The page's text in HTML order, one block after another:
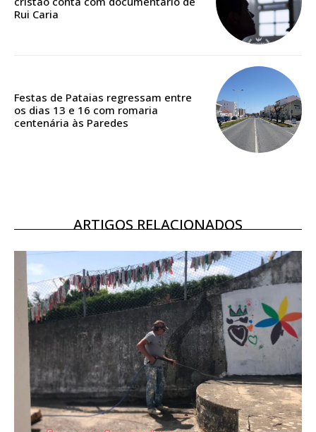
Acesso aos conteúdos Exclusivos para
Escolha o plano
16€
12 meses
Acesso ao conteúdo online
Acesso aos conteúdos Exclusivos para
assinantes
Ofertas para assinatura anual
Escolha o plano
Rui Caria
Festas de Pataias regressam entre
os dias 13 e 16 com romaria
centenária às Paredes
ARTIGOS RELACIONADOS